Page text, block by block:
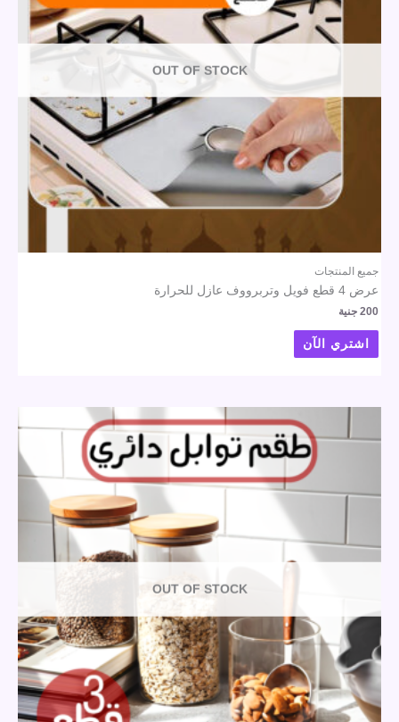
OUT OF STOCK
جميع المنتجات
عرض 4 قطع فويل وتربرووف عازل للحرارة
200 جنية
اشتري الآن
OUT OF STOCK